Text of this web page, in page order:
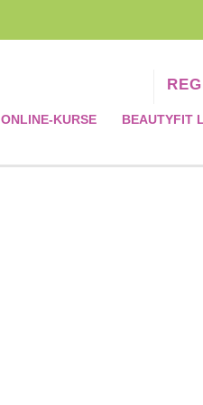
ONLINE-KURSE BEAUTYFIT